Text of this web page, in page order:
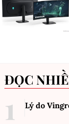
ĐỌC
Lý do